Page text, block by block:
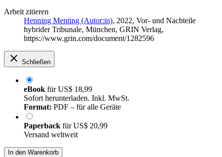
Arbeit zitieren
Henning Menting (Autor:in), 2022, Vor- und Nachteile
hybrider Tribunale, München, GRIN Verlag,
https://www.grin.com/document/1282596
Schließen
eBook fürUS$ 18,99
Sofort herunterladen. Inkl. MwSt.
Format: PDF – für alle Geräte
Paperback fürUS$ 20,99
Versand weltweit
In den Warenkorb